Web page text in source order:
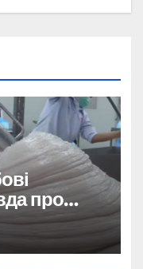
про